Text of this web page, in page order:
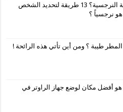
من هي الشخصية النرجسية؟ 13 طريقة لتحديد الشخص
نرجسياً ؟
المطر طيبة ؟ ومن أين تأتي هذه الرائحة !
هو أفضل مكان لوضع جهاز الراوتر في